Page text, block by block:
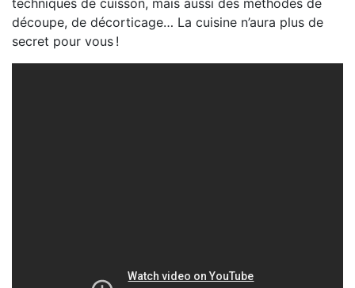
techniques de cuisson, mais aussi des méthodes de
découpe, de décorticage… La cuisine n’aura plus de
secret pour vous !